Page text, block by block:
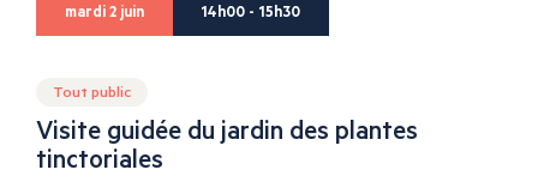
mardi 2 juin 14h00 - 15h30
Tout public
Visite guidée du jardin des plantes
tinctoriales